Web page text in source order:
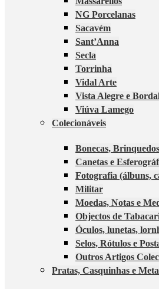
NG Porcelanas
Sacavém
Sant’Anna
Secla
Torrinha
Vidal Arte
Vista Alegre e
Viúva Lamego
Colecionáveis
Bonecas,
Canetas e
Fotografia (álbuns,
Militar
Moedas, Notas e
Objectos de
Óculos, lunetas,
Selos, Rótulos e
Outros Artigos
Pratas, Casquinhas e